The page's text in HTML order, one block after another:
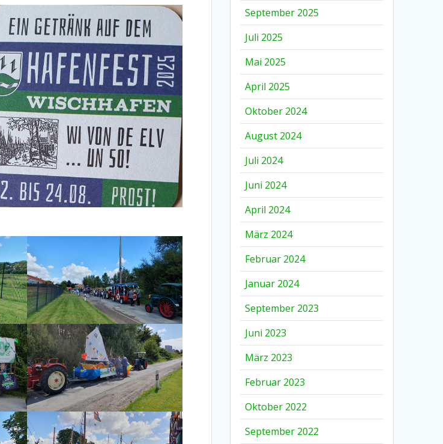
September 2025
Juli 2025
Mai 2025
April 2025
Oktober 2024
August 2024
Juli 2024
Juni 2024
April 2024
März 2024
Februar 2024
Januar 2024
September 2023
Juni 2023
März 2023
Februar 2023
Oktober 2022
September 2022